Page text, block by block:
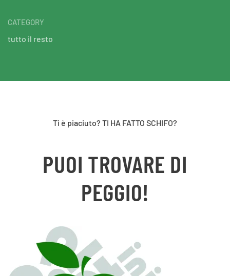
CATEGORY
tutto il resto
Ti è piaciuto? TI HA FATTO SCHIFO?
PUOI TROVARE DI
PEGGIO!